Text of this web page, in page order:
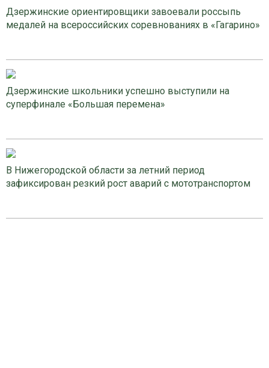
Дзержинские ориентировщики завоевали россыпь
медалей на всероссийских соревнованиях в «Гагарино»
Дзержинские школьники успешно выступили на
суперфинале «Большая перемена»
В Нижегородской области за летний период
зафиксирован резкий рост аварий с мототранспортом